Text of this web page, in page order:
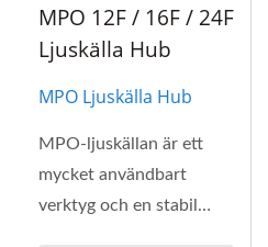
MPO 12F / 16F / 24F
Ljuskälla Hub
MPO Ljuskälla Hub
MPO-ljuskällan är ett
mycket användbart
verktyg och en stabil